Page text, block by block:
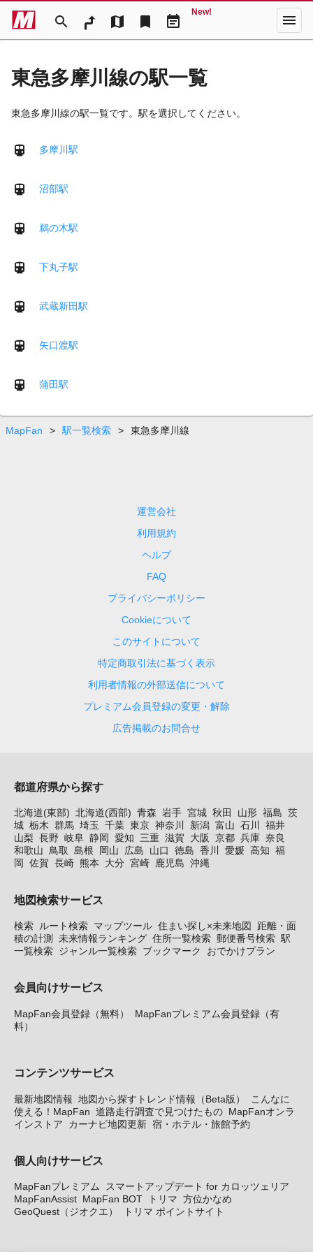
search map bookmark event_note
New! menu
東急多摩川線の駅一覧
東急多摩川線の駅一覧です。駅を選択してください。
多摩川駅
沼部駅
鵜の木駅
下丸子駅
武蔵新田駅
矢口渡駅
蒲田駅
MapFan > 駅一覧検索 > 東急多摩川線
運営会社
利用規約
ヘルプ
FAQ
プライバシーポリシー
Cookieについて
このサイトについて
特定商取引法に基づく表示
利用者情報の外部送信について
プレミアム会員登録の変更・解除
広告掲載のお問合せ
都道府県から探す
北海道(東部) 北海道(西部) 青森 岩手 宮城 秋田 山形 福島 茨
城 栃木 群馬 埼玉 千葉 東京 神奈川 新潟 富山 石川
福井
山梨 長野 岐阜 静岡 愛知 三重 滋賀 大阪 京都 兵庫 奈良
和歌山 鳥取 島根 岡山 広島 山口 徳島 香川 愛媛 高知 福
岡
佐賀 長崎 熊本 大分 宮崎 鹿児島 沖縄
地図検索サービス
検索 ルート検索 マップツール 住まい探し×未来地図
距離・面
積の計測
未来情報ランキング 住所一覧検索 郵便番号検索 駅
一覧検索 ジャンル一覧検索 ブックマーク おでかけプラン
会員向けサービス
MapFan会員登録（無料）
MapFanプレミアム会員登録（有
料）
コンテンツサービス
最新地図情報 地図から探すトレンド情報（Beta版）
こんなに
使える！MapFan 道路走行調査で見つけたもの MapFanオンラ
インストア
カーナビ地図更新 宿・ホテル・旅館予約
個人向けサービス
MapFanプレミアム
スマートアップデート for カロッツェリア
MapFanAssist MapFan BOT トリマ 方位かなめ
GeoQuest（ジオクエ）
トリマ ポイントサイト